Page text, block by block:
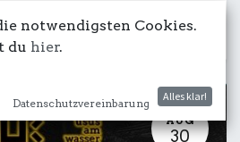
Musik Party
AUG
30
notwendigsten Cookies.
du hier.
Datenschutzvereinbarung
Alles klar!